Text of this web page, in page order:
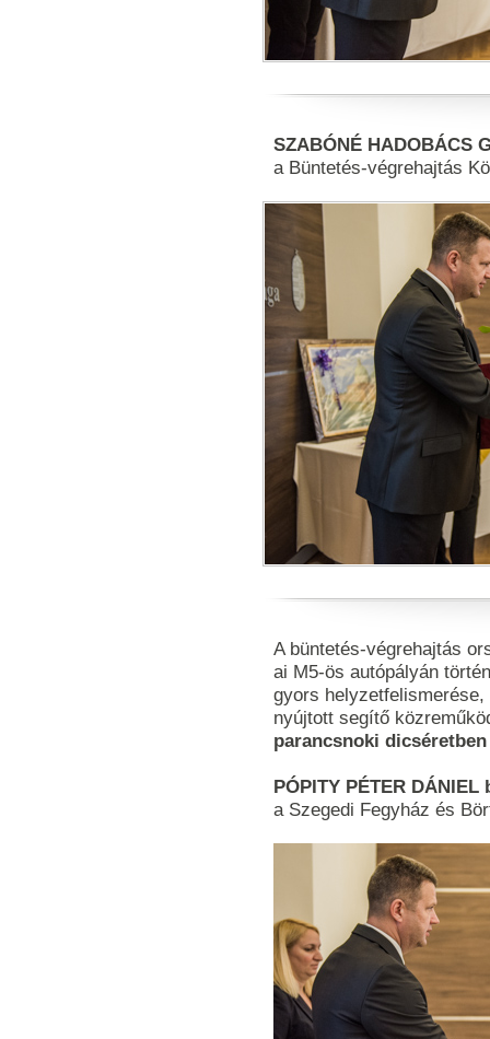
SZABÓNÉ HADOBÁCS
a Büntetés-végrehajtás
A büntetés-végrehajtás
ai M5-ös autópályán
gyors
nyújtott segítő
parancsnoki
PÓPITY PÉTER
a Szegedi Fegyház és